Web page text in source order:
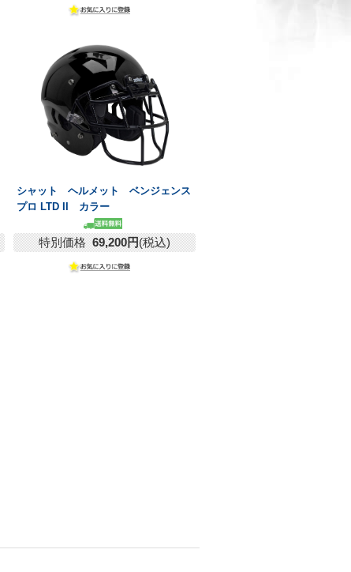
シャット ヘルメット ベンジェンス
プロ LTD II カラー
特別価格 69,200円(税込)